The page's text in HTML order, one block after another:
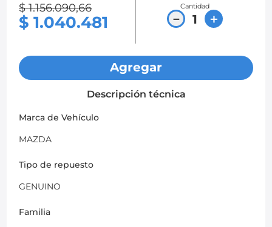
$ 1.156.090,66
$ 1.040.481
Cantidad
＋
－
Agregar
Descripción técnica
Marca de Vehículo
MAZDA
Tipo de repuesto
GENUINO
Familia
mazda 2
10. chevrolet sail